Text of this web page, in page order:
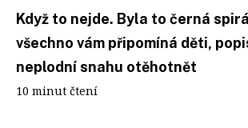
Když to nejde. Byla to černá
všechno vám připomíná děti,
neplodní snahu otěhotnět
10 minut čtení